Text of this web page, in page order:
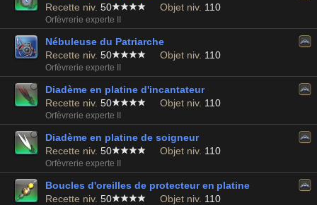
Recette niv. 50 Objet niv. 110
Orfèvrerie experte II
Nébuleuse du Patriarche
Recette niv. 50 Objet niv. 110
Orfèvrerie experte II
Diadème en platine d'incantateur
Recette niv. 50 Objet niv. 110
Orfèvrerie experte II
Diadème en platine de soigneur
Recette niv. 50 Objet niv. 110
Orfèvrerie experte II
Boucles d'oreilles de protecteur en platine
Recette niv. 50 Objet niv. 110